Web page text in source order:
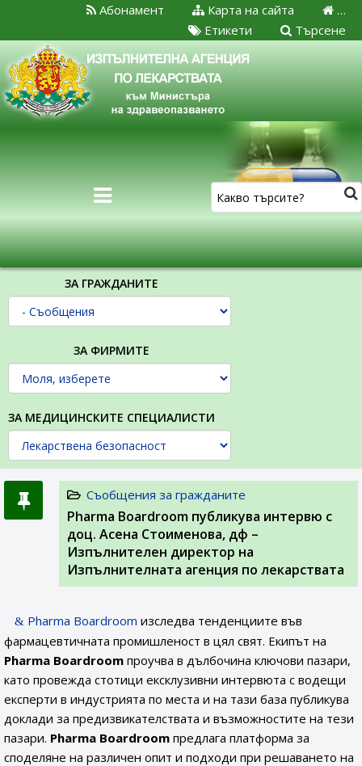
…
Карта на сайта
Абонамент
Търсене
Етикети
ЗА ГРАЖДАНИТЕ
ЗА ФИРМИТЕ
ЗА МЕДИЦИНСКИТЕ СПЕЦИАЛИСТИ
Съобщения за гражданите
Pharma Boardroom публикува интервю с
доц. Асена Стоименова, дф –
Изпълнителен директор на
Изпълнителната агенция по лекарствата
Pharma Boardroom изследва тенденциите във
фармацевтичната промишленост в цял свят. Екипът на
Pharma Boardroom проучва в дълбочина ключови пазари,
като провежда стотици ексклузивни интервюта с водещи
експерти в индустрията по места и на тази база публикува
доклади за предизвикателствата и възможностите на тези
пазари. Pharma Boardroom предлага платформа за
споделяне на различен опит и подходи при решаването на